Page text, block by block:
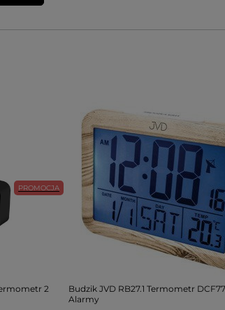
PROMOCJA
2
Budzik JVD RB27.1 Termometr
Alarmy